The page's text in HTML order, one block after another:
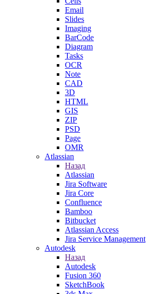
Email
Slides
Imaging
BarCode
Diagram
Tasks
OCR
Note
CAD
3D
HTML
GIS
ZIP
PSD
Page
OMR
Atlassian
Назад
Atlassian
Jira Software
Jira Core
Confluence
Bamboo
Bitbucket
Atlassian Access
Jira Service Management
Autodesk
Назад
Autodesk
Fusion 360
SketchBook